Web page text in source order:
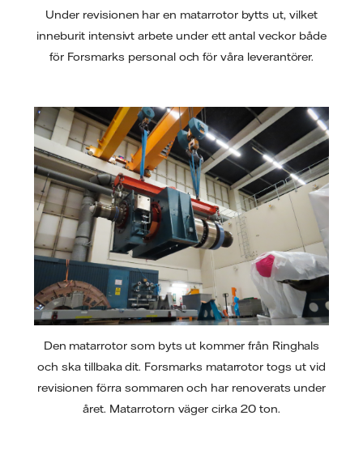
Under revisionen har en matarrotor bytts ut, vilket
inneburit intensivt arbete under ett antal veckor både
för Forsmarks personal och för våra leverantörer.
Den matarrotor som byts ut kommer från Ringhals
och ska tillbaka dit. Forsmarks matarrotor togs ut vid
revisionen förra sommaren och har renoverats under
året. Matarrotorn väger cirka 20 ton.